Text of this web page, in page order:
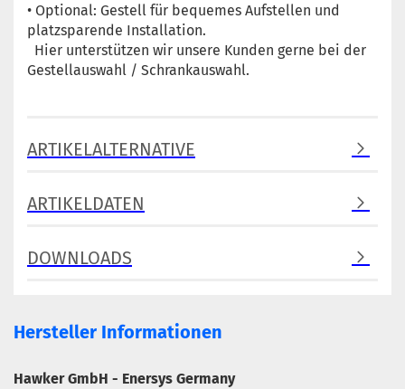
• Optional: Gestell für bequemes Aufstellen und
platzsparende Installation.
Hier unterstützen wir unsere Kunden gerne bei der
Gestellauswahl / Schrankauswahl.
ARTIKELALTERNATIVE
ARTIKELDATEN
DOWNLOADS
Hersteller Informationen
Hawker GmbH - Enersys Germany